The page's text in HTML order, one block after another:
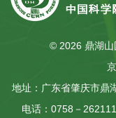
© 2026 鼎湖
地址：广东省肇庆市鼎
电话：0758－